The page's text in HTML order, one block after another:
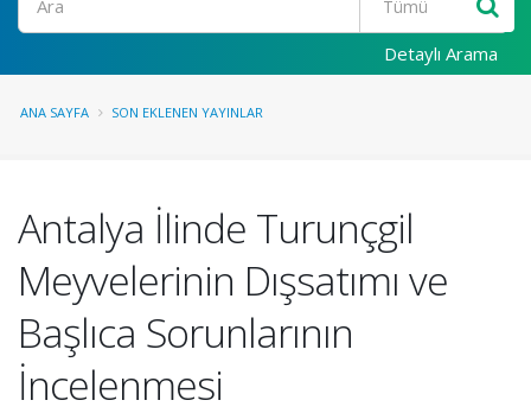
Detaylı Arama
ANA SAYFA SON EKLENEN YAYINLAR
Antalya İlinde Turunçgil
Meyvelerinin Dışsatımı ve
Başlıca Sorunlarının
İncelenmesi